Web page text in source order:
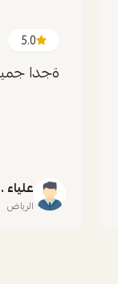
5.0
ةجدا
علياء .
الرياض